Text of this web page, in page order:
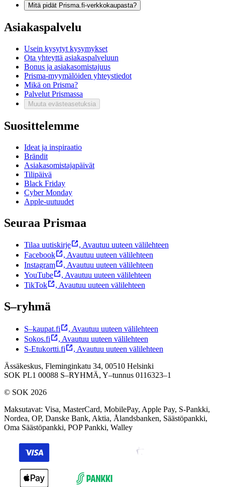
Mitä pidät Prisma.fi-verkkokaupasta?
Asiakaspalvelu
Usein kysytyt kysymykset
Ota yhteyttä asiakaspalveluun
Bonus ja asiakasomistajuus
Prisma-myymälöiden yhteystiedot
Mikä on Prisma?
Palvelut Prismassa
Muuta evästeasetuksia
Suosittelemme
Ideat ja inspiraatio
Brändit
Asiakasomistajapäivät
Tilipäivä
Black Friday
Cyber Monday
Apple-uutuudet
Seuraa Prismaa
Tilaa uutiskirje , Avautuu uuteen välilehteen
Facebook
, Avautuu uuteen välilehteen
Instagram
, Avautuu uuteen välilehteen
YouTube
, Avautuu uuteen välilehteen
TikTok
, Avautuu uuteen välilehteen
S–ryhmä
S–kaupat.fi , Avautuu uuteen välilehteen
Sokos.fi
, Avautuu uuteen välilehteen
S-Etukortti.fi
, Avautuu uuteen välilehteen
Ässäkeskus, Fleminginkatu 34, 00510 Helsinki
SOK PL1 00088 S–RYHMÄ, Y–tunnus 0116323–1
© SOK 2026
Maksutavat: Visa, MasterCard, MobilePay, Apple Pay, S-Pankki,
Nordea, OP, Danske Bank, Aktia, Ålandsbanken, Säästöpankki,
Oma Säästöpankki, POP Pankki, Walley